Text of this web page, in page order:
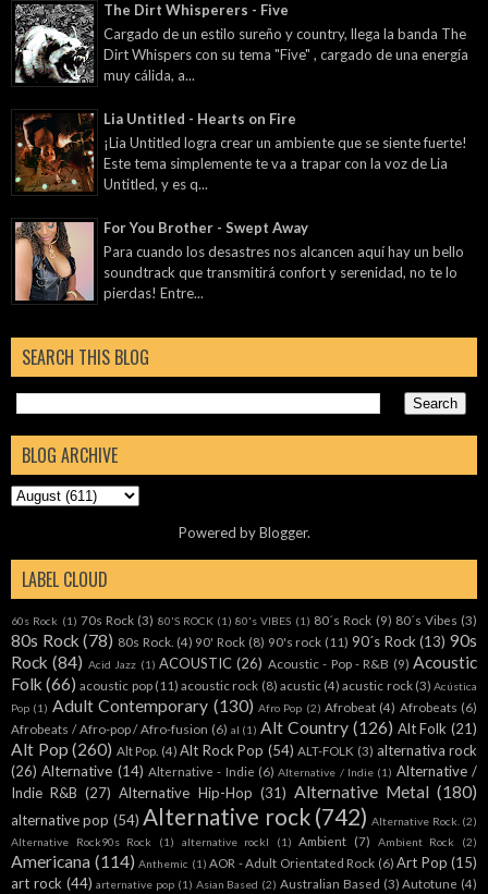
The Dirt Whisperers - Five
Cargado de un estilo sureño y country, llega la banda The
Dirt Whispers con su tema "Five" , cargado de una energía
muy cálida, a...
Lia Untitled - Hearts on Fire
¡Lia Untitled logra crear un ambiente que se siente fuerte!
Este tema simplemente te va a trapar con la voz de Lia
Untitled, y es q...
For You Brother - Swept Away
Para cuando los desastres nos alcancen aquí hay un bello
soundtrack que transmitirá confort y serenidad, no te lo
pierdas! Entre...
SEARCH THIS BLOG
BLOG ARCHIVE
Powered byBlogger.
LABEL CLOUD
60s Rock (1) 70s Rock (3) 80'S ROCK (1) 80's VIBES (1) 80´s Rock (9) 80´s Vibes (3)
80s Rock (78) 80s Rock. (4) 90' Rock (8) 90's rock (11) 90´s Rock (13) 90s
Rock (84) Acid Jazz (1) ACOUSTIC (26) Acoustic - Pop - R&B (9) Acoustic
Folk (66) acoustic pop (11) acoustic rock (8) acustic (4) acustic rock (3) Acústica
Pop (1) Adult Contemporary (130) Afro Pop (2) Afrobeat (4) Afrobeats (6)
Afrobeats / Afro-pop / Afro-fusion (6) al (1) Alt Country (126) Alt Folk (21)
Alt Pop (260) Alt Pop. (4) Alt Rock Pop (54) ALT-FOLK (3) alternativa rock
(26) Alternative (14) Alternative - Indie (6) Alternative / Indie (1) Alternative /
Indie R&B (27) Alternative Hip-Hop (31) Alternative Metal (180)
alternative pop (54) Alternative rock (742) Alternative Rock. (2)
Alternative Rock90s Rock
(1) alternative rockl (1) Ambient (7) Ambient Rock (2)
Americana (114) Anthemic (1) AOR - Adult Orientated Rock (6) Art Pop (15)
art rock (44) arternative pop (1) Asian Based (2) Australian Based (3) Autotune (4)